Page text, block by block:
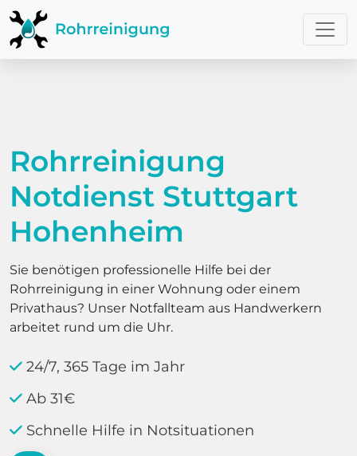
Rohrreinigung
Notdienst Stuttgart
Hohenheim
Sie benötigen professionelle Hilfe bei der
Rohrreinigung in einer Wohnung oder einem
Privathaus? Unser Notfallteam aus Handwerkern
arbeitet rund um die Uhr.
24/7, 365 Tage im Jahr
Ab 31€
Schnelle Hilfe in Notsituationen